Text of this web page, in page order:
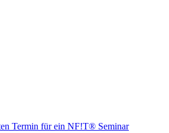
Termin für ein NF!T® Seminar